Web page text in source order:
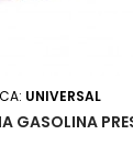
UNIVERSAL
GASOLINA